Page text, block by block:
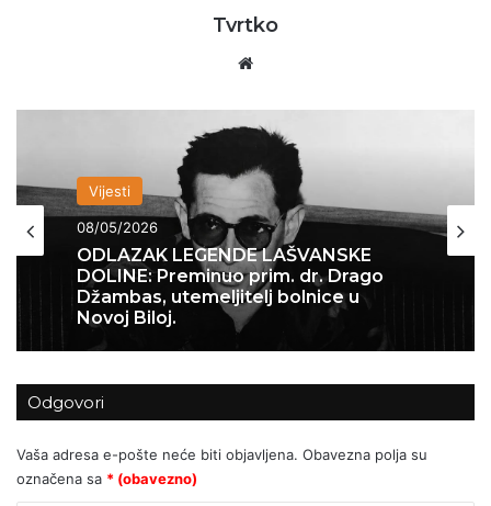
Tvrtko
Vijesti
08/05/2026
ODLAZAK LEGENDE LAŠVANSKE
DOLINE: Preminuo prim. dr. Drago
Džambas, utemeljitelj bolnice u
Novoj Biloj.
Vijesti
11/03/2026
PREDSTAVLJANJA KNJIGE “OD
MOSORA DO SVILAJE” O
PROTUKOMUNISTIČKOM OTPORU
Odgovori
Vaša adresa e-pošte neće biti objavljena. Obavezna polja su
označena sa * (obavezno)